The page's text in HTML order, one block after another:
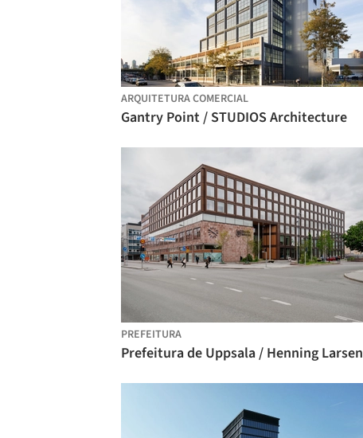
ARQUITETURA COMERCIAL
Gantry Point / STUDIOS Architecture
PREFEITURA
Prefeitura de Uppsala / Henning Larsen